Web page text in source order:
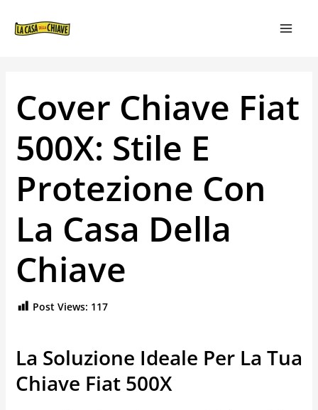
Cover Chiave Fiat
500X: Stile E
Protezione Con
La Casa Della
Chiave
Post Views: 117
La Soluzione Ideale Per La Tua
Chiave Fiat 500X
ARTICOLI